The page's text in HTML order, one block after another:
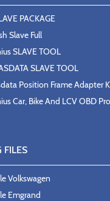
PACKAGE
Slave Full
SLAVE TOOL
SLAVE TOOL
Position Frame Adapter
Car, Bike And LCV OBD
FILES
Volkswagen
Emgrand